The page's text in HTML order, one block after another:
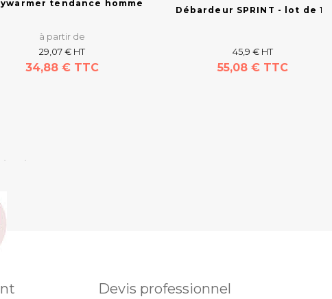
tendance homme
à partir de
29,07 € HT
34,88 € TTC
Débardeur SPRINT - lot de 15
45,9 € HT
55,08 € TTC
Devis professionnel